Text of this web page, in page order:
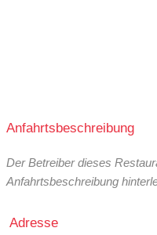
Anfahrtsbeschreibung
Der Betreiber dieses
Anfahrtsbeschreibung
Adresse